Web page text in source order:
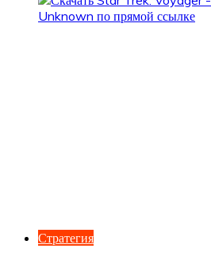
Стратегия